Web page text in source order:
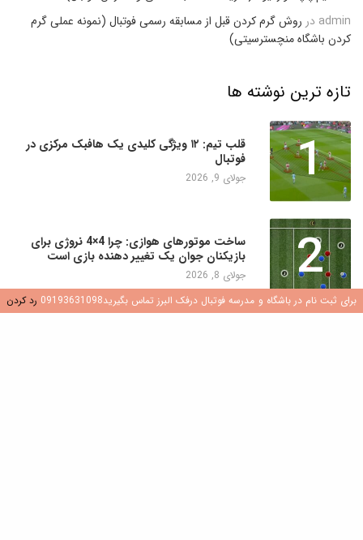
admin در روش گرم کردن قبل از مسابقه رسمی فوتبال (نمونه عملی گرم
کردن باشگاه منچسترسیتی)
تازه ترین نوشته ها
1
قلب تیم: ۱۲ ویژگی کلیدی یک هافبک مرکزی در
فوتبال
جولای 9, 2026
2
ساخت موتورهای هوازی: چرا 4×4 نروژی برای
بازیکنان جوان یک تغییر دهنده بازی است
جولای 8, 2026
برای ثبت نام در باشگاه و مدرسه فوتبال درفک البرز تماس بگیرید09193631098 رد کردن